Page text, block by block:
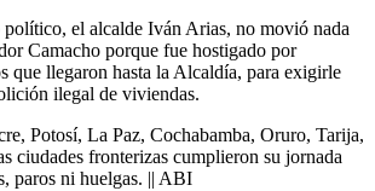
el alcalde Iván Arias, no movió nada
Camacho porque fue hostigado por
que llegaron hasta la Alcaldía, para exigirle
ilegal de viviendas.
Potosí, La Paz, Cochabamba, Oruro, Tarija,
ciudades fronterizas cumplieron su jornada
paros ni huelgas. || ABI